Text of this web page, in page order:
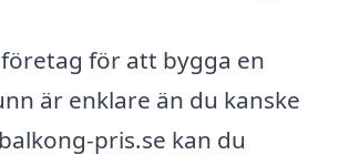
för att bygga en
är enklare än du kanske
pris.se kan du